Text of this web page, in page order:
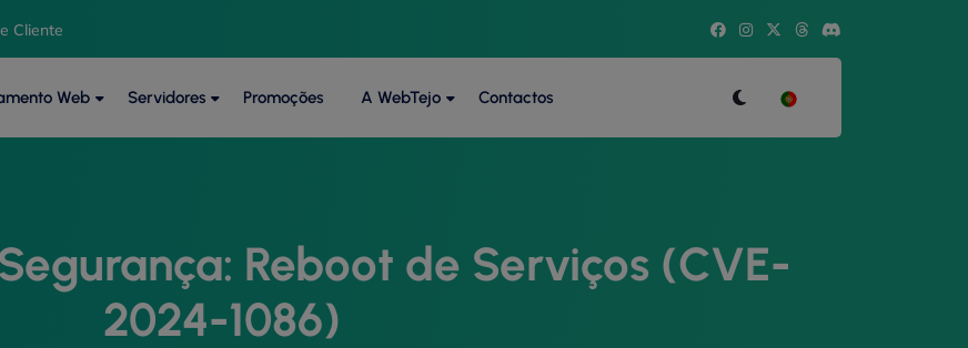
Cliente Facebook
Insatgram
TwitterThreadsDiscord
Web Servidores Promoções A WebTejo Contactos
Reboot de Serviços (CVE-
2024-1086)